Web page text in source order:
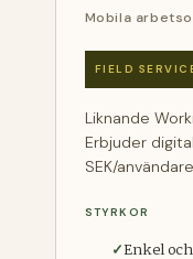
Mobila
FIELD
Liknande
Erbjuder
SEK/
STYRKOR
Enkel